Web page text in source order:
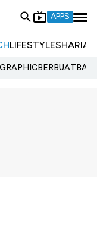
APPS
LIFESTYLESHARIA